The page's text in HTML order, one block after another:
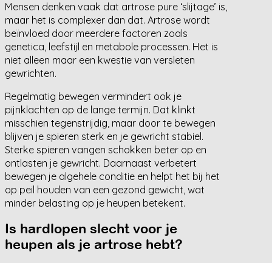
Mensen denken vaak dat artrose pure ‘slijtage’ is,
maar het is complexer dan dat. Artrose wordt
beïnvloed door meerdere factoren zoals
genetica, leefstijl en metabole processen. Het is
niet alleen maar een kwestie van versleten
gewrichten.
Regelmatig bewegen vermindert ook je
pijnklachten op de lange termijn. Dat klinkt
misschien tegenstrijdig, maar door te bewegen
blijven je spieren sterk en je gewricht stabiel.
Sterke spieren vangen schokken beter op en
ontlasten je gewricht. Daarnaast verbetert
bewegen je algehele conditie en helpt het bij het
op peil houden van een gezond gewicht, wat
minder belasting op je heupen betekent.
Is hardlopen slecht voor je
heupen als je artrose hebt?